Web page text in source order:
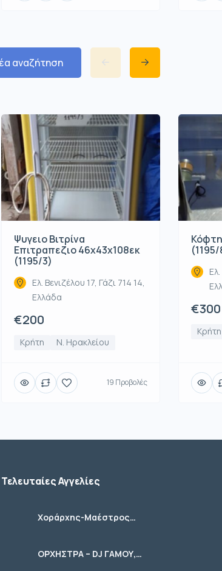
αναζήτηση
Ψυγειο Βιτρίνα
Επιτραπεζιο 46x43x108εκ
(1195/3)
Ελ. Βενιζέλου 17, Γάζι 714 14,
Ελλάδα
€200
Κρήτη Ν. Ηρακλείου
19 Προβολές
€300
Κρήτη
Τελευταίες Αγγελίες
Χοράρχης-Μαέστρος
ΟΡΧΗΣΤΡΑ – DJ ΓΑΜΟΥ,